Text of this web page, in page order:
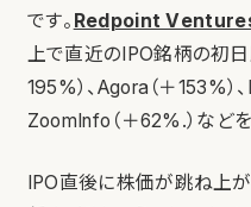
です。 Redpoint
上で直近のIPO銘柄の初日
195%）、Agora（＋153%）
ZoomInfo（＋62%.）など
IPO直後に株価が跳ね上